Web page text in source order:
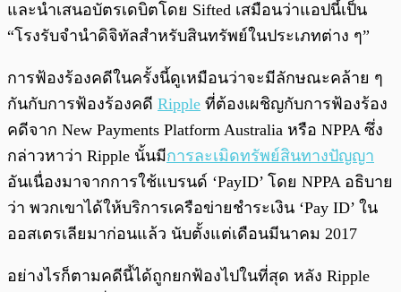
และนำเสนอบัตรเดบิตโดย Sifted เสมือนว่าแอปนี้เป็น
“โรงรับจำนำดิจิทัลสำหรับสินทรัพย์ในประเภทต่าง ๆ”
การฟ้องร้องคดีในครั้งนี้ดูเหมือนว่าจะมีลักษณะคล้าย ๆ
กันกับการฟ้องร้องคดี Ripple ที่ต้องเผชิญกับการฟ้องร้อง
คดีจาก New Payments Platform Australia หรือ NPPA ซึ่ง
กล่าวหาว่า Ripple นั้นมีการละเมิดทรัพย์สินทางปัญญา
อันเนื่องมาจากการใช้แบรนด์ ‘PayID’ โดย NPPA อธิบาย
ว่า พวกเขาได้ให้บริการเครือข่ายชำระเงิน ‘Pay ID’ ใน
ออสเตรเลียมาก่อนแล้ว นับตั้งแต่เดือนมีนาคม 2017
อย่างไรก็ตามคดีนี้ได้ถูกยกฟ้องไปในที่สุด หลัง Ripple